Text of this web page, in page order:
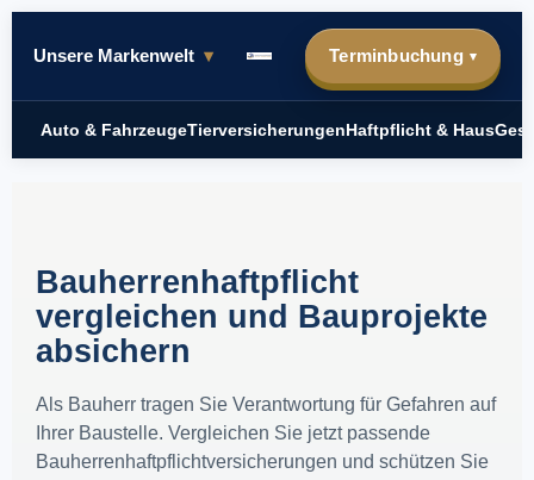
Unsere Markenwelt ▾ Terminbuchung ▾
Auto & FahrzeugeTierversicherungenHaftpflicht & Haus
Bauherrenhaftpflicht
vergleichen und Bauprojekte
absichern
Als Bauherr tragen Sie Verantwortung für Gefahren auf
Ihrer Baustelle. Vergleichen Sie jetzt passende
Bauherrenhaftpflichtversicherungen und schützen Sie